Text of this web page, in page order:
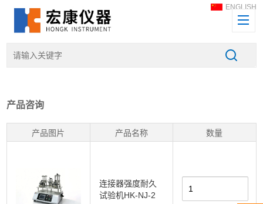
ENGLISH
产品咨询
产品图片 产品名称
连接器强度耐久
试验机HK-NJ-2
数量